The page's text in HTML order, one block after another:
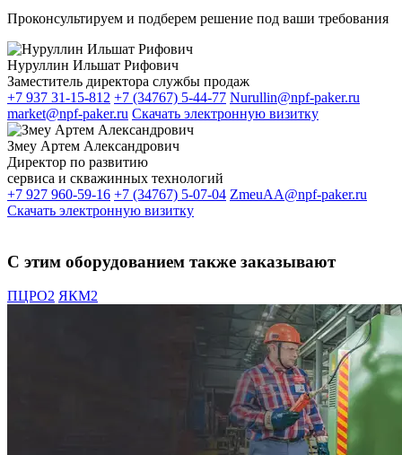
Проконсультируем и подберем решение под ваши требования
Нуруллин Ильшат Рифович
Заместитель директора службы продаж
+7 937 31-15-812 +7 (34767) 5-44-77 Nurullin@npf-paker.ru
market@npf-paker.ru Скачать электронную визитку
Змеу Артем Александрович
Директор по развитию
сервиса и скважинных технологий
+7 927 960-59-16 +7 (34767) 5-07-04 ZmeuAA@npf-paker.ru
Скачать электронную визитку
С этим оборудованием также заказывают
ПЦРО2 ЯКМ2